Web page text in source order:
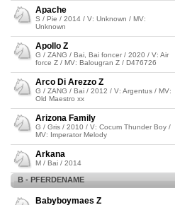
Apache
S / Pie / 2014 / V: Unknown / MV:
Unknown
Apollo Z
G / ZANG / Bai, Bai foncer / 2020 / V: Air
force Z / MV: Balougran Z / D476726
Arco Di Arezzo Z
G / ZANG / Bai / 2012 / V: Argentus / MV:
Old Maestro xx
Arizona Family
G / Gris / 2010 / V: Cocum Thunder Boy /
MV: Imperator Melody
Arkana
M / Bai / 2014
B - PFERDENAME
Babyboymaes Z